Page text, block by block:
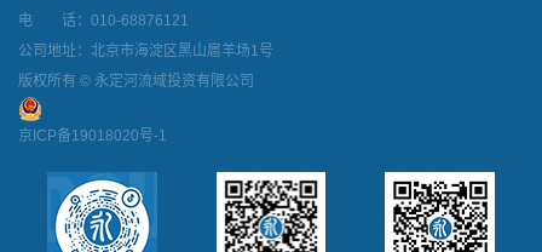
电 话：010-68876121
公司地址：北京市海淀区黑山扈羊场1号
版权所有 © 永定河流域投资有限公司
京ICP备19018020号-1